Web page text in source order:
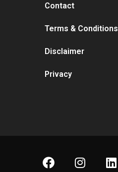
Contact
Terms & Conditions
Disclaimer
Privacy